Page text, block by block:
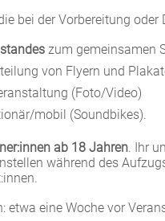
bei der Vorbereitung
zum gemeinsamen
von Flyern und
(Foto/Video)
mobil (Soundbikes).
ab 18 Jahren. Ihr
während des
etwa eine Woche vor